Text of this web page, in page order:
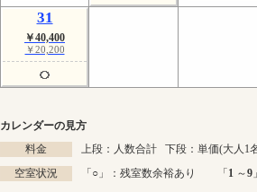
31
￥40,400
￥20,200
カレンダーの見方
料金
上段：人数合計 下段：単価(大人1
空室状況
「○ 」：残室数余裕あり 「1 ～9